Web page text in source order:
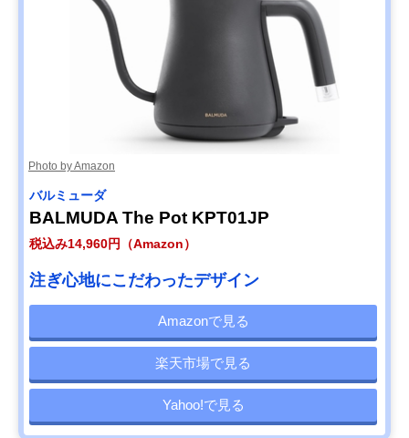
Photo by Amazon
バルミューダ
BALMUDA The Pot KPT01JP
税込み14,960円（Amazon）
注ぎ心地にこだわったデザイン
Amazonで見る
楽天市場で見る
Yahoo!で見る